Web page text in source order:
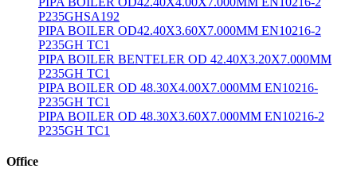
P235GHSA192
PIPA BOILER OD42.40X3.60X7.000MM EN10216-2
P235GH TC1
PIPA BOILER BENTELER OD 42.40X3.20X7.000MM
P235GH TC1
PIPA BOILER OD 48.30X4.00X7.000MM EN10216-
P235GH TC1
PIPA BOILER OD 48.30X3.60X7.000MM EN10216-2
P235GH TC1
Office